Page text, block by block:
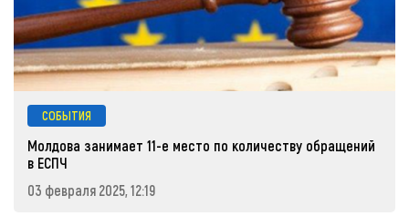
СОБЫТИЯ
Молдова занимает 11-е место по количеству обращений
в ЕСПЧ
03 февраля 2025, 12:19